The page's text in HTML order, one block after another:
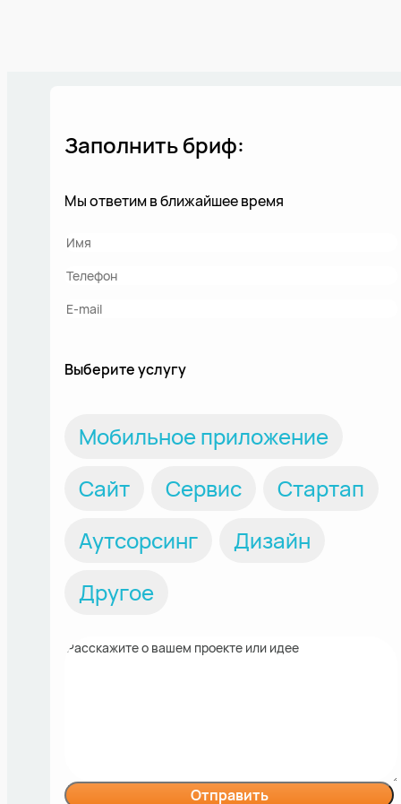
Заполнить бриф:
Мы ответим в ближайшее время
Выберите услугу
Мобильное приложение
Сайт
Сервис
Стартап
Аутсорсинг
Дизайн
Другое
Отправить